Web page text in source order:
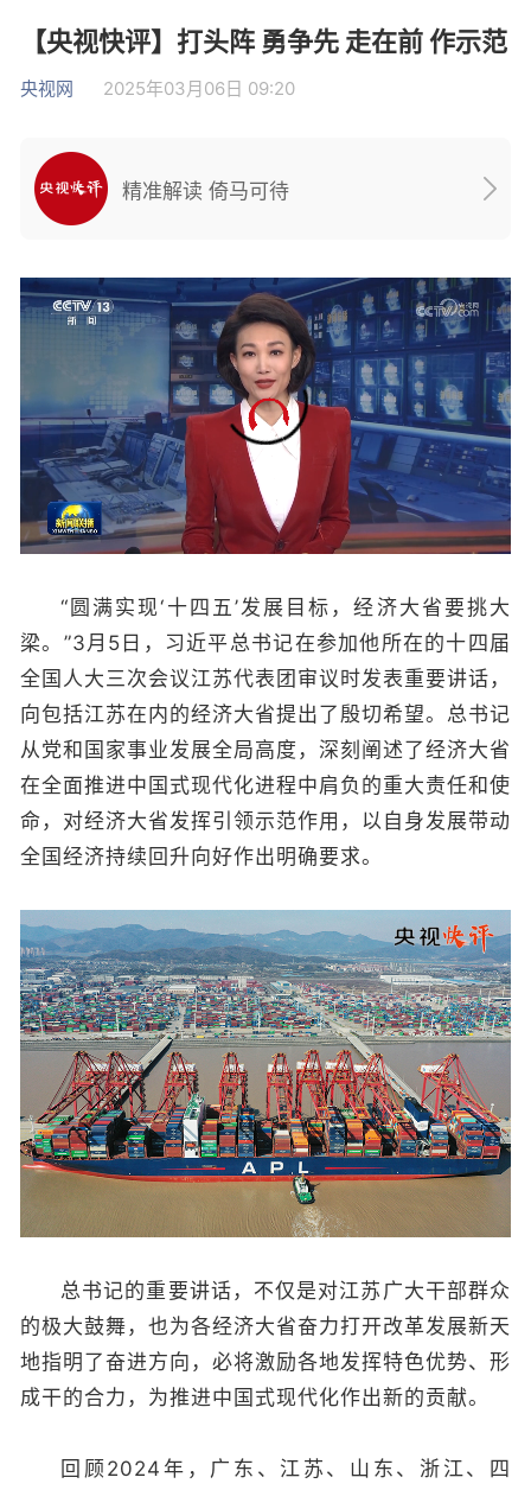
【央视快评】打头阵 勇争先 走在前 作示范
央视网 2025年03月06日 09:20
精准解读 倚马可待
“圆满实现‘十四五’发展目标，经济大省要挑大
梁。”3月5日，习近平总书记在参加他所在的十四届
全国人大三次会议江苏代表团审议时发表重要讲话，
向包括江苏在内的经济大省提出了殷切希望。总书记
从党和国家事业发展全局高度，深刻阐述了经济大省
在全面推进中国式现代化进程中肩负的重大责任和使
命，对经济大省发挥引领示范作用，以自身发展带动
全国经济持续回升向好作出明确要求。
总书记的重要讲话，不仅是对江苏广大干部群众
的极大鼓舞，也为各经济大省奋力打开改革发展新天
地指明了奋进方向，必将激励各地发挥特色优势、形
成干的合力，为推进中国式现代化作出新的贡献。
回顾2024年，广东、江苏、山东、浙江、四